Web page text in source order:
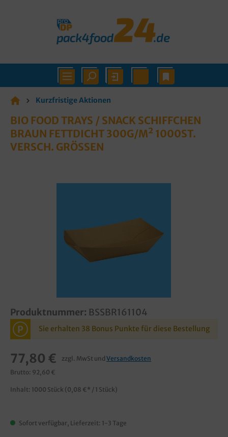
Kurzfristige Aktionen
BIO FOOD TRAYS / SNACK SCHIFFCHEN
BRAUN FETTDICHT 300G/M² 1000ST.
VERSCH. GRÖSSEN
Produktnummer: BSSBR161104
P Sie erhalten 38 Bonus Punkte für diese Bestellung
77,80 € zzgl. MwSt und Versandkosten
Brutto: 92,60 €
Inhalt: 1000 Stück (0,08 €* / 1 Stück)
Sofort verfügbar, Lieferzeit: 1-3 Tage